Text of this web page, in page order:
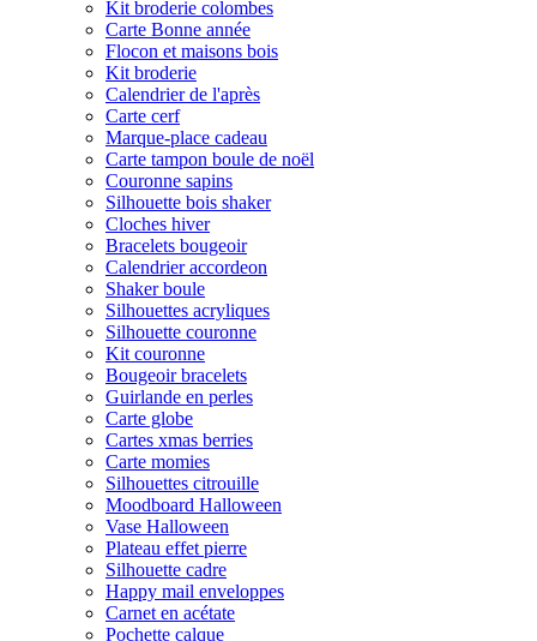
Kit broderie colombes
Carte Bonne année
Flocon et maisons bois
Kit broderie
Calendrier de l'après
Carte cerf
Marque-place cadeau
Carte tampon boule de noël
Couronne sapins
Silhouette bois shaker
Cloches hiver
Bracelets bougeoir
Calendrier accordeon
Shaker boule
Silhouettes acryliques
Silhouette couronne
Kit couronne
Bougeoir bracelets
Guirlande en perles
Carte globe
Cartes xmas berries
Carte momies
Silhouettes citrouille
Moodboard Halloween
Vase Halloween
Plateau effet pierre
Silhouette cadre
Happy mail enveloppes
Carnet en acétate
Pochette calque